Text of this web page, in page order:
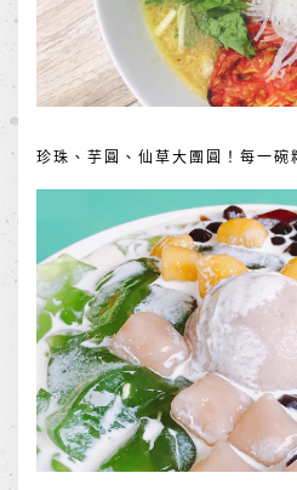
珍珠、芋圓、仙草大團圓！每一碗